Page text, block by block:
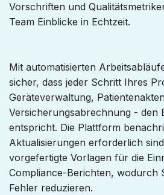
Vorschriften und
Team Einblicke in Echtzeit.
Mit automatisierten
sicher, dass jeder Schritt Ihres
Geräteverwaltung,
Versicherungsabrechnung - den
entspricht. Die Plattform
Aktualisierungen erforderlich
vorgefertigte Vorlagen für die
Compliance-Berichten, wodurch
Fehler reduzieren.